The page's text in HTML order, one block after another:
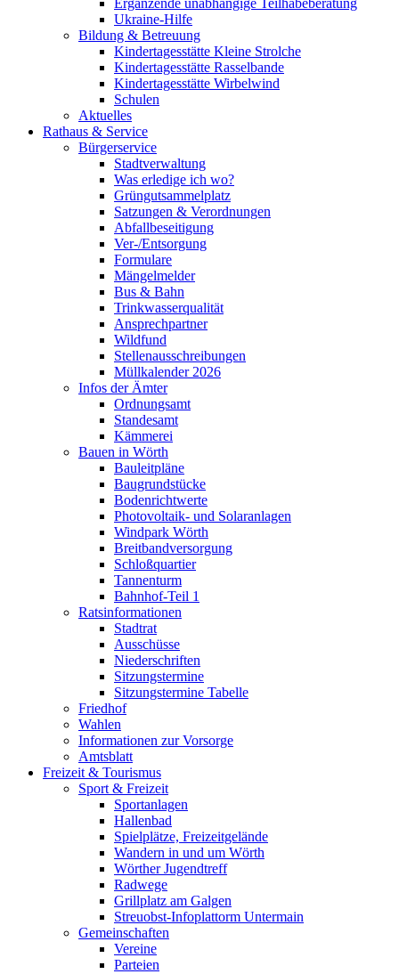
Ergänzende unabhängige Teilhabeberatung
Ukraine-Hilfe
Bildung & Betreuung
Kindertagesstätte Kleine Strolche
Kindertagesstätte Rasselbande
Kindertagesstätte Wirbelwind
Schulen
Aktuelles
Rathaus & Service
Bürgerservice
Stadtverwaltung
Was erledige ich wo?
Grüngutsammelplatz
Satzungen & Verordnungen
Abfallbeseitigung
Ver-/Entsorgung
Formulare
Mängelmelder
Bus & Bahn
Trinkwasserqualität
Ansprechpartner
Wildfund
Stellenausschreibungen
Müllkalender 2026
Infos der Ämter
Ordnungsamt
Standesamt
Kämmerei
Bauen in Wörth
Bauleitpläne
Baugrundstücke
Bodenrichtwerte
Photovoltaik- und Solaranlagen
Windpark Wörth
Breitbandversorgung
Schloßquartier
Tannenturm
Bahnhof-Teil 1
Ratsinformationen
Stadtrat
Ausschüsse
Niederschriften
Sitzungstermine
Sitzungstermine Tabelle
Friedhof
Wahlen
Informationen zur Vorsorge
Amtsblatt
Freizeit & Tourismus
Sport & Freizeit
Sportanlagen
Hallenbad
Spielplätze, Freizeitgelände
Wandern in und um Wörth
Wörther Jugendtreff
Radwege
Grillplatz am Galgen
Streuobst-Infoplattorm Untermain
Gemeinschaften
Vereine
Parteien